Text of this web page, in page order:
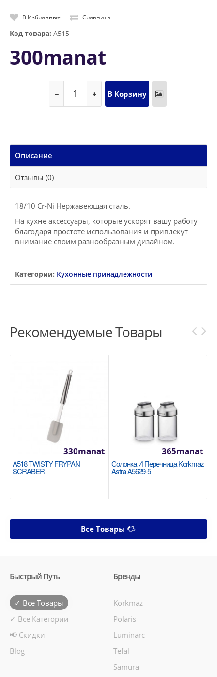
В Избранные Сравнить
Код товара: A515
300manat
Описание
Отзывы (0)
18/10 Cr-Ni Нержавеющая сталь.
На кухне аксессуары, которые ускорят вашу работу
благодаря простоте использования и привлекут
внимание своим разнообразным дизайном.
Категории: Кухонные принадлежности
Рекомендуемые Товары
A518 TWISTY FRYPAN
SCRABER
330manat
Солонка И Перечница Korkmaz
Astra A5629-5
365manat
Все Товары
Быстрый Путь
✓ Все Товары
✓ Все Категории
📢 Скидки
Blog
Бренды
Korkmaz
Polaris
Luminarc
Tefal
Samura